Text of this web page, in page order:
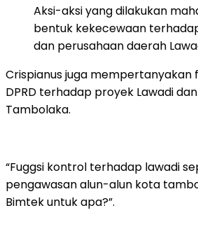
Aksi-aksi yang dilakukan
bentuk kekecewaan
dan perusahaan daerah
Crispianus juga mempertanyakan
DPRD terhadap proyek Lawadi
Tambolaka.
“Fuggsi kontrol terhadap lawadi
pengawasan alun-alun kota
Bimtek untuk apa?”.